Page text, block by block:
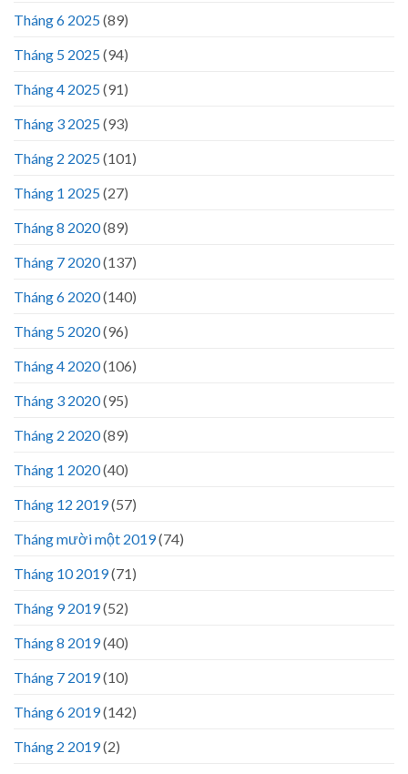
Tháng 6 2025(89)
Tháng 5 2025(94)
Tháng 4 2025(91)
Tháng 3 2025(93)
Tháng 2 2025(101)
Tháng 1 2025(27)
Tháng 8 2020(89)
Tháng 7 2020(137)
Tháng 6 2020(140)
Tháng 5 2020(96)
Tháng 4 2020(106)
Tháng 3 2020(95)
Tháng 2 2020(89)
Tháng 1 2020(40)
Tháng 12 2019(57)
Tháng mười một 2019(74)
Tháng 10 2019(71)
Tháng 9 2019(52)
Tháng 8 2019(40)
Tháng 7 2019(10)
Tháng 6 2019(142)
Tháng 2 2019(2)